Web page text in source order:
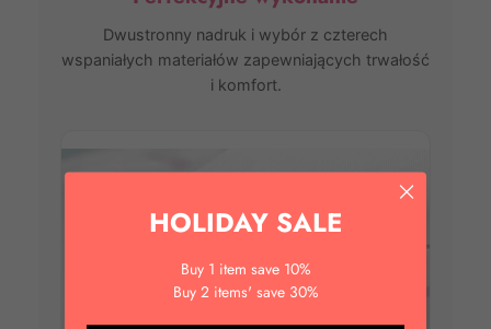
Dwustronny nadruk i wybór z czterech
wspaniałych materiałów zapewniających trwałość
i komfort.
HOLIDAY SALE
Buy 1 item save 10%
Buy 2 items' save 30%